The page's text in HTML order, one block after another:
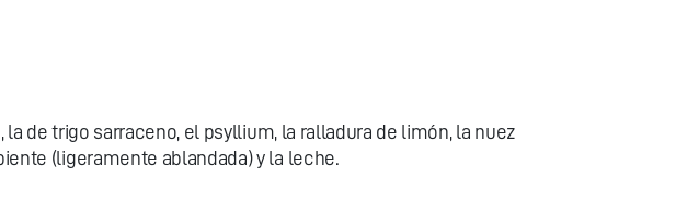
de trigo sarraceno, el psyllium, la ralladura de limón, la nuez
(ligeramente ablandada) y la leche.